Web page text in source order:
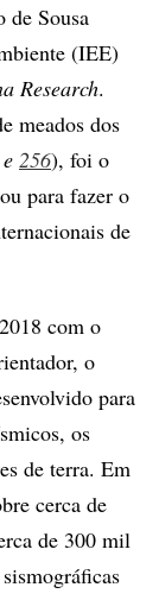
de Sousa
(IEE)
Research.
meados dos
e 256), foi o
para fazer o
de
com o
o
para
os
de terra. Em
cerca de
de 300 mil